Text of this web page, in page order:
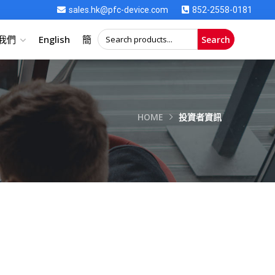
sales.hk@pfc-device.com 852-2558-0181
們 English 簡 Search
HOME 投資者資訊